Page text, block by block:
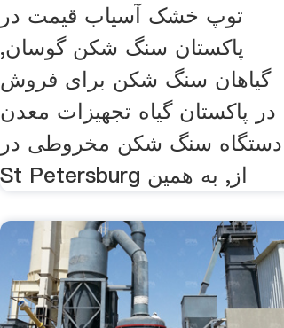
توپ خشک آسیاب قیمت در
پاکستان سنگ شکن گوسان,
گیاهان سنگ شکن برای فروش
در پاکستان گیاه تجهیزات معدن
دستگاه سنگ شکن مخروطی در
St Petersburg از, به همین